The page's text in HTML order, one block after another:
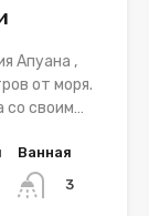
Апуана ,
от моря.
со своим…
Ванная
3